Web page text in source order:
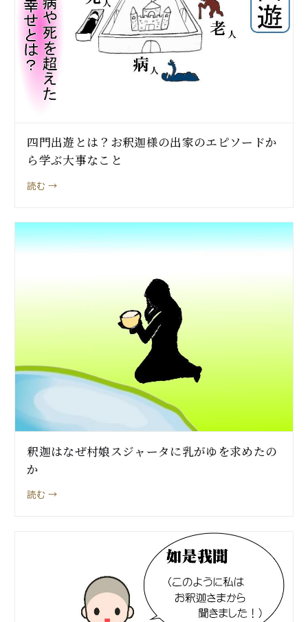
四門出遊とは？お釈迦様の出家のエピソードか
ら学ぶ大事なこと
読む →
釈迦はなぜ村娘スジャータに乳がゆを求めたの
か
読む →